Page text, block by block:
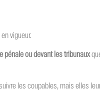
vigueur.
pénale ou devant les tribunaux
les coupables, mais elles